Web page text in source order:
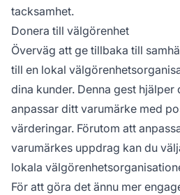
tacksamhet.
Donera till välgörenhet
Överväg att ge tillbaka till
till en lokal
dina kunder. Denna gest
anpassar ditt varumärke med
värderingar. Förutom att
varumärkes uppdrag kan du
lokala
För att göra det ännu mer